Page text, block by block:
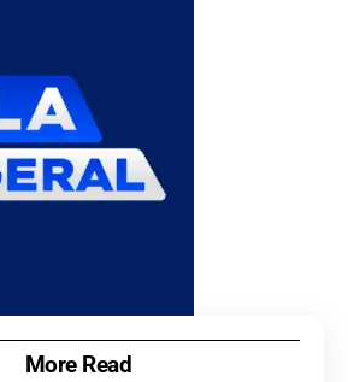
More Read